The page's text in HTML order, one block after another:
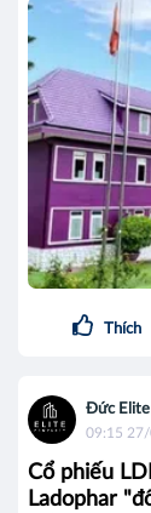
Thích
Đức Elite
09:15
Cổ phiếu
Ladophar